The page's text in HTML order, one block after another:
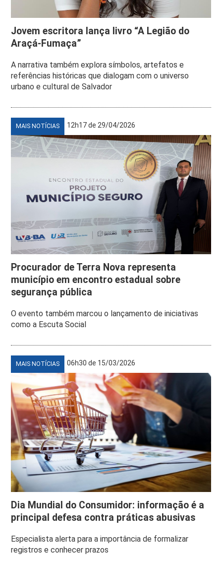
Jovem escritora lança livro “A Legião do
Araçá-Fumaça”
A narrativa também explora símbolos, artefatos e
referências históricas que dialogam com o universo
urbano e cultural de Salvador
MAIS NOTÍCIAS 12h17 de 29/04/2026
Procurador de Terra Nova representa
município em encontro estadual sobre
segurança pública
O evento também marcou o lançamento de iniciativas
como a Escuta Social
MAIS NOTÍCIAS 06h30 de 15/03/2026
Dia Mundial do Consumidor: informação é a
principal defesa contra práticas abusivas
Especialista alerta para a importância de formalizar
registros e conhecer prazos